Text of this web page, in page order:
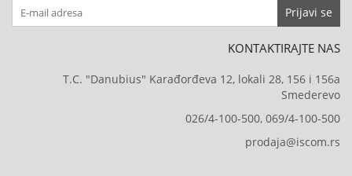
Prijavi se
KONTAKTIRAJTE NAS
T.C. "Danubius" Karađorđeva 12, lokali 28, 156 i 156a
Smederevo
026/4-100-500, 069/4-100-500
prodaja@iscom.rs